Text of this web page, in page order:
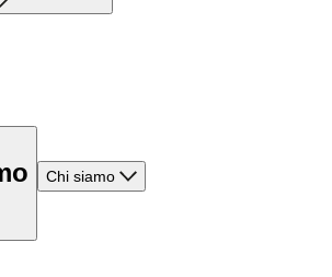
Chi siamo